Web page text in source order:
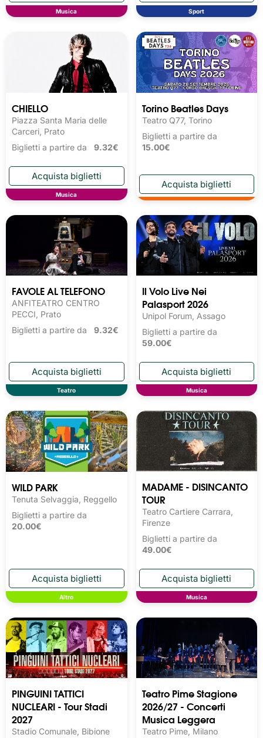
Musica Sport
CHIELLO
Piazza Santa Maria delle
Carceri, Prato
Biglietti a partire da 9.32€
Musica
Torino Beatles Days
Teatro Q77, Torino
Biglietti a partire da
15.00€
FAVOLE AL TELEFONO
ANFITEATRO CENTRO
PECCI, Prato
Biglietti a partire da 9.32€
Teatro
Il Volo Live Nei
Palasport 2026
Unipol Forum, Assago
Biglietti a partire da
59.00€
Musica
WILD PARK
Tenuta Selvaggia, Reggello
Biglietti a partire da
20.00€
Altro
MADAME - DISINCANTO
TOUR
Teatro Cartiere Carrara,
Firenze
Biglietti a partire da
49.00€
Musica
PINGUINI TATTICI
NUCLEARI - Tour Stadi
2027
Stadio Comunale, Bibione
Teatro Pime Stagione
2026/27 - Concerti
Musica Leggera
Teatro Pime, Milano